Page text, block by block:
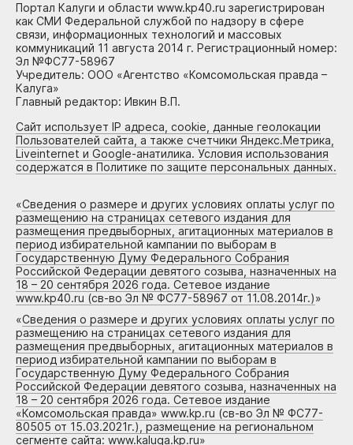
Портал Калуги и области www.kp40.ru зарегистрирован
как СМИ Федеральной службой по надзору в сфере
связи, информационных технологий и массовых
коммуникаций 11 августа 2014 г. Регистрационный номер:
Эл №ФС77-58967
Учредитель: ООО «Агентство «Комсомольская правда –
Калуга»
Главный редактор: Ивкин В.П.
Сайт использует IP адреса, cookie, данные геолокации
Пользователей сайта, а также счетчики Яндекс.Метрика,
Liveinternet и Google-анатилика. Условия использования
содержатся в Политике по защите персональных данных.
«Сведения о размере и других условиях оплаты услуг по
размещению на страницах сетевого издания для
размещения предвыборных, агитационных материалов в
период избирательной кампании по выборам в
Государственную Думу Федерального Собрания
Российской Федерации девятого созыва, назначенных на
18 – 20 сентября 2026 года. Сетевое издание
www.kp40.ru (св-во Эл № ФС77-58967 от 11.08.2014г.)»
«Сведения о размере и других условиях оплаты услуг по
размещению на страницах сетевого издания для
размещения предвыборных, агитационных материалов в
период избирательной кампании по выборам в
Государственную Думу Федерального Собрания
Российской Федерации девятого созыва, назначенных на
18 – 20 сентября 2026 года. Сетевое издание
«Комсомольская правда» www.kp.ru (св-во Эл № ФС77-
80505 от 15.03.2021г.), размещение на региональном
сегменте сайта: www.kaluga.kp.ru»